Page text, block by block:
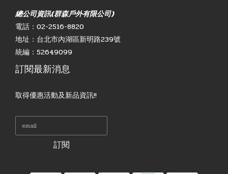
總公司資訊(群森戶外有限公司)
電話：02-2516-8820
地址：台北市內湖區新明路239號
統編：52649099
訂閱最新消息
取得優惠活動及新品資訊!!
訂閱